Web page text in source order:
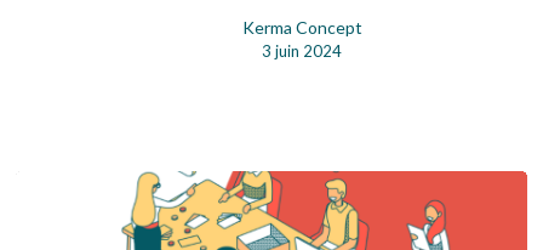
Kerma Concept
3 juin 2024